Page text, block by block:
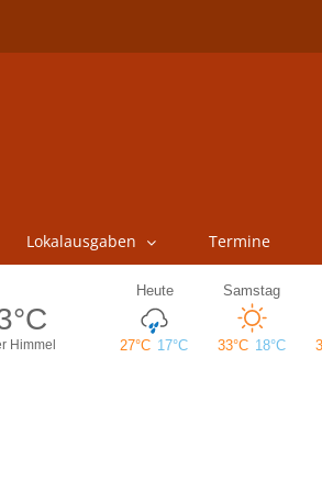
Lokalausgaben Termine